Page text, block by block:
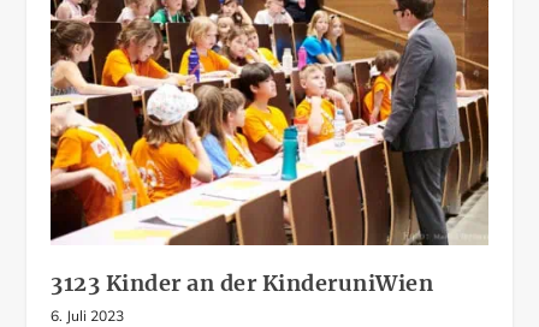
3123 Kinder an der KinderuniWien
6. Juli 2023